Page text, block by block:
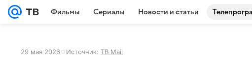
Фильмы Сериалы Новости и статьи
29 мая 2026 Источник: ТВ Mail